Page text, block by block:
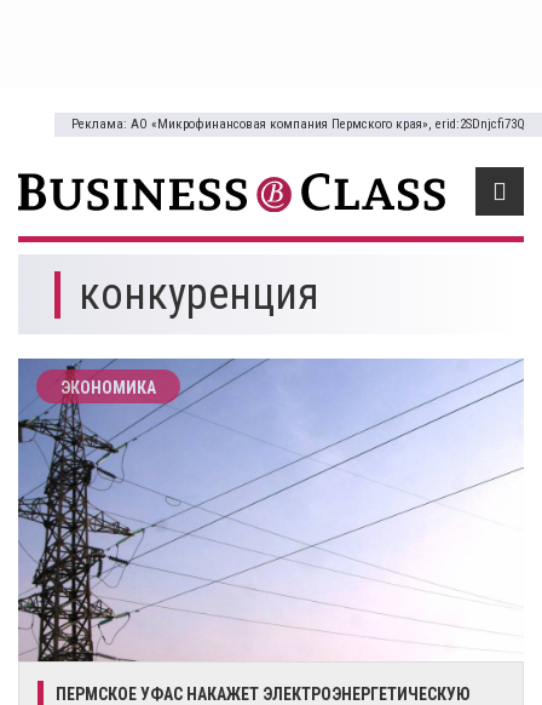
Реклама: АО «Микрофинансовая компания Пермского края», erid:2SDnjcfi73Q
конкуренция
ЭКОНОМИКА
ПЕРМСКОЕ УФАС НАКАЖЕТ ЭЛЕКТРОЭНЕРГЕТИЧЕСКУЮ